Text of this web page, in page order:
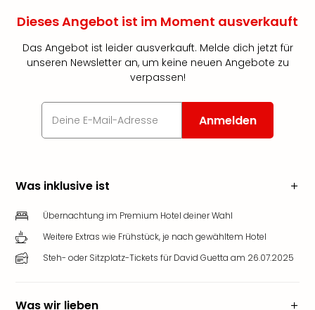
Dieses Angebot ist im Moment ausverkauft
Das Angebot ist leider ausverkauft. Melde dich jetzt für
unseren Newsletter an, um keine neuen Angebote zu
verpassen!
Anmelden
Was inklusive ist
Übernachtung im Premium Hotel deiner Wahl
Weitere Extras wie Frühstück, je nach gewähltem Hotel
Steh- oder Sitzplatz-Tickets für David Guetta am 26.07.2025
Was wir lieben